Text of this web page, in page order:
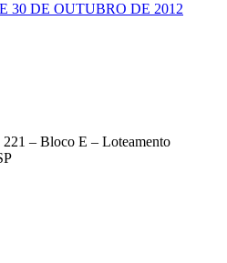
30 DE OUTUBRO DE 2012
– Bloco E – Loteamento